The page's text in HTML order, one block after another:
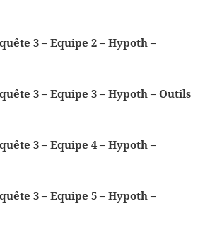
3 – Equipe 2 – Hypoth –
3 – Equipe 3 – Hypoth – Outils
3 – Equipe 4 – Hypoth –
3 – Equipe 5 – Hypoth –